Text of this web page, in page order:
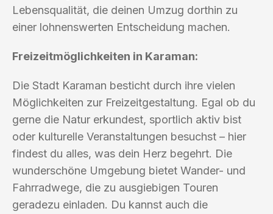
Lebensqualität, die deinen Umzug dorthin zu
einer lohnenswerten Entscheidung machen.
Freizeitmöglichkeiten in Karaman:
Die Stadt Karaman besticht durch ihre vielen
Möglichkeiten zur Freizeitgestaltung. Egal ob du
gerne die Natur erkundest, sportlich aktiv bist
oder kulturelle Veranstaltungen besuchst – hier
findest du alles, was dein Herz begehrt. Die
wunderschöne Umgebung bietet Wander- und
Fahrradwege, die zu ausgiebigen Touren
geradezu einladen. Du kannst auch die